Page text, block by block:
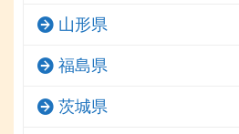
山形県
福島県
茨城県